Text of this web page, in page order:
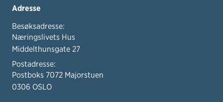
Adresse
Besøksadresse:
Næringslivets Hus
Middelthunsgate 27
Postadresse:
Postboks 7072 Majorstuen
0306 OSLO